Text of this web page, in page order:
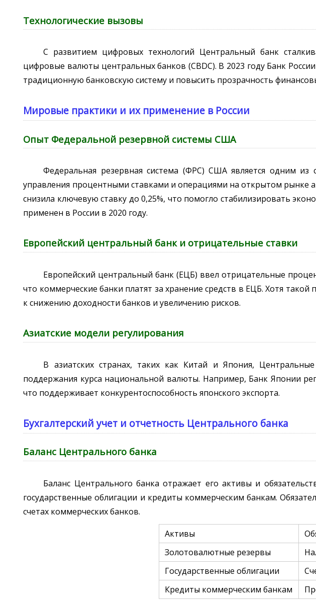
Технологические вызовы
С развитием цифровых технологий Центральный банк
цифровые валюты центральных банков (CBDC). В 2023 году Банк
традиционную банковскую систему и повысить прозрачность
Мировые практики и их применение в России
Опыт Федеральной резервной системы США
Федеральная резервная система (ФРС) США является одним
управления процентными ставками и операциями на открытом рынке
снизила ключевую ставку до 0,25%, что помогло стабилизировать
применен в России в 2020 году.
Европейский центральный банк и отрицательные ставки
Европейский центральный банк (ЕЦБ) ввел отрицательные
что коммерческие банки платят за хранение средств в ЕЦБ. Хотя
к снижению доходности банков и увеличению рисков.
Азиатские модели регулирования
В азиатских странах, таких как Китай и Япония,
поддержания курса национальной валюты. Например, Банк Японии
что поддерживает конкурентоспособность японского экспорта.
Бухгалтерский учет и отчетность Центрального банка
Баланс Центрального банка
Баланс Центрального банка отражает его активы и
государственные облигации и кредиты коммерческим банкам.
счетах коммерческих банков.
Активы
Золотовалютные резервы
Государственные облигации
Кредиты коммерческим банкам